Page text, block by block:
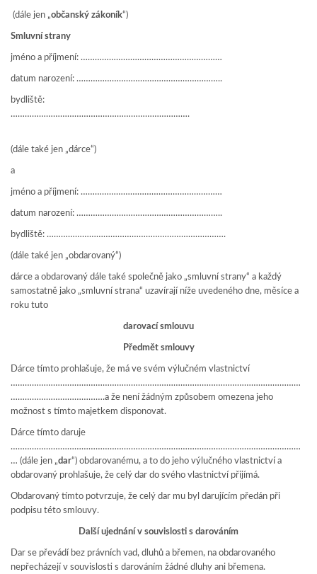
(dále jen „občanský zákoník“)
Smluvní strany
jméno a příjmení: ……………………………………………………
datum narození: ……………………………………………………..
bydliště:
………………………………………………………………….
(dále také jen „dárce“)
a
jméno a příjmení: ……………………………………………………
datum narození: ……………………………………………………..
bydliště: ………………………………………………………………….
(dále také jen „obdarovaný“)
dárce a obdarovaný dále také společně jako „smluvní strany“ a každý
samostatně jako „smluvní strana“ uzavírají níže uvedeného dne, měsíce a
roku tuto
darovací smlouvu
Předmět smlouvy
Dárce tímto prohlašuje, že má ve svém výlučném vlastnictví
……………………………………………………………………………………………………………
………………………………….a že není žádným způsobem omezena jeho
možnost s tímto majetkem disponovat.
Dárce tímto daruje
……………………………………………………………………………………………………………
… (dále jen „dar“) obdarovanému, a to do jeho výlučného vlastnictví a
obdarovaný prohlašuje, že celý dar do svého vlastnictví přijímá.
Obdarovaný tímto potvrzuje, že celý dar mu byl darujícím předán při
podpisu této smlouvy.
Další ujednání v souvislosti s darováním
Dar se převádí bez právních vad, dluhů a břemen, na obdarovaného
nepřecházejí v souvislosti s darováním žádné dluhy ani břemena.